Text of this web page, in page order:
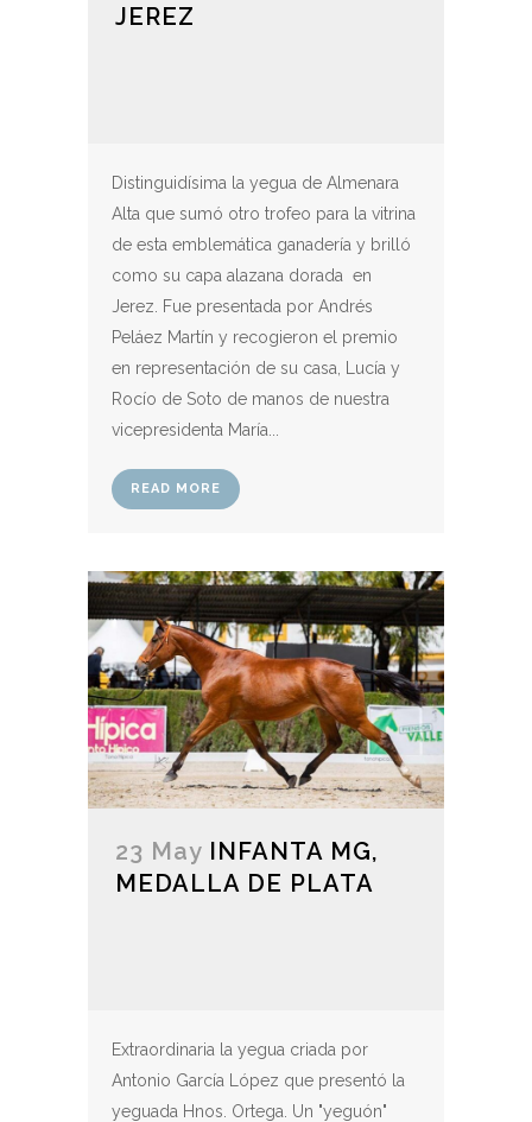
JEREZ
Distinguidísima la yegua de Almenara
Alta que sumó otro trofeo para la vitrina
de esta emblemática ganadería y brilló
como su capa alazana dorada en
Jerez. Fue presentada por Andrés
Peláez Martín y recogieron el premio
en representación de su casa, Lucía y
Rocío de Soto de manos de nuestra
vicepresidenta María...
READ MORE
23 May INFANTA MG,
MEDALLA DE PLATA
Extraordinaria la yegua criada por
Antonio García López que presentó la
yeguada Hnos. Ortega. Un "yeguón"